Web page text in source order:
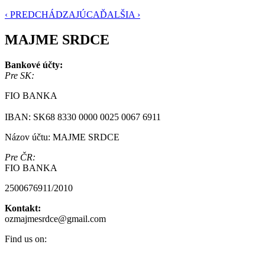
‹ PREDCHÁDZAJÚCAĎALŠIA ›
MAJME SRDCE
Bankové účty:
Pre SK:
FIO BANKA
IBAN: SK68 8330 0000 0025 0067 6911
Názov účtu: MAJME SRDCE
Pre ČR:
FIO BANKA
2500676911/2010
Kontakt:
ozmajmesrdce@gmail.com
Find us on: